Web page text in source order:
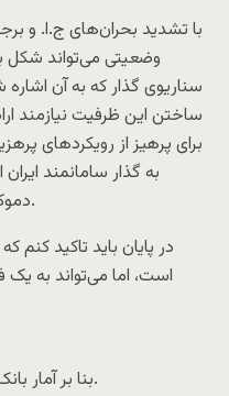
با تشدید بحران‌های ج.ا. و
وضعیتی می‌تواند شکل
سناریوی گذار که به آن
ساختن این ظرفیت نیازمند
برای پرهیز از رویکردهای
به گذار سامانمند
دموکراتیک و صلح پایدار منطقه بیانجامد.
در پایان باید تاکید
است، اما می‌تواند به
[۱] بنا بر آمار بانک جهانی، به قیمت ثابت دلار ۲۰۱۵.